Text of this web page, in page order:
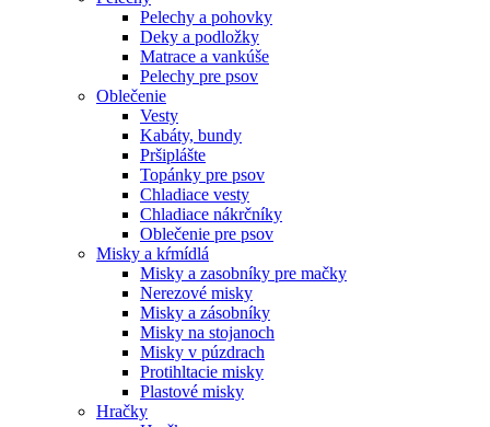
Pelechy a pohovky
Deky a podložky
Matrace a vankúše
Pelechy pre psov
Oblečenie
Vesty
Kabáty, bundy
Pršiplášte
Topánky pre psov
Chladiace vesty
Chladiace nákrčníky
Oblečenie pre psov
Misky a kŕmídlá
Misky a zasobníky pre mačky
Nerezové misky
Misky a zásobníky
Misky na stojanoch
Misky v púzdrach
Protihltacie misky
Plastové misky
Hračky